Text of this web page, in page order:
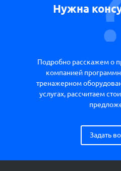
Нужна
Подробно расскажем о
компанией
тренажерном
услугах, рассчитаем
Задать